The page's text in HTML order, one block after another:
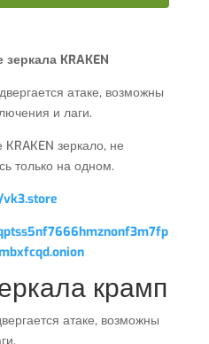
KRAKEN
атаке, возможны
и лаги.
зеркало, не
только на одном.
крамп
атаке, возможны